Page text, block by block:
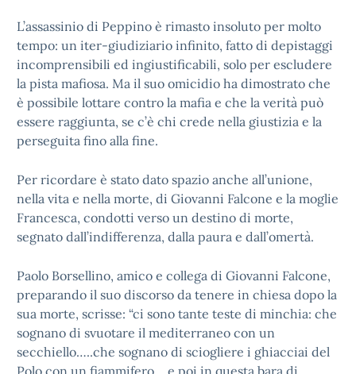
L’assassinio di Peppino è rimasto insoluto per molto
tempo: un iter-giudiziario infinito, fatto di depistaggi
incomprensibili ed ingiustificabili, solo per escludere
la pista mafiosa. Ma il suo omicidio ha dimostrato che
è possibile lottare contro la mafia e che la verità può
essere raggiunta, se c’è chi crede nella giustizia e la
perseguita fino alla fine.
Per ricordare è stato dato spazio anche all’unione,
nella vita e nella morte, di Giovanni Falcone e la moglie
Francesca, condotti verso un destino di morte,
segnato dall’indifferenza, dalla paura e dall’omertà.
Paolo Borsellino, amico e collega di Giovanni Falcone,
preparando il suo discorso da tenere in chiesa dopo la
sua morte, scrisse: “ci sono tante teste di minchia: che
sognano di svuotare il mediterraneo con un
secchiello…..che sognano di sciogliere i ghiacciai del
Polo con un fiammifero….e poi in questa bara di